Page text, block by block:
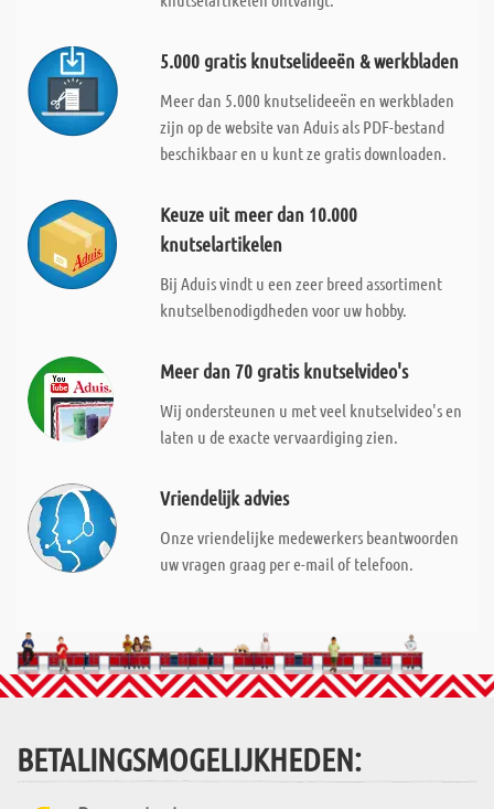
5.000 gratis knutselideeën & werkbladen
Meer dan 5.000 knutselideeën en werkbladen
zijn op de website van Aduis als PDF-bestand
beschikbaar en u kunt ze gratis downloaden.
Keuze uit meer dan 10.000
knutselartikelen
Bij Aduis vindt u een zeer breed assortiment
knutselbenodigdheden voor uw hobby.
Meer dan 70 gratis knutselvideo's
Wij ondersteunen u met veel knutselvideo's en
laten u de exacte vervaardiging zien.
Vriendelijk advies
Onze vriendelijke medewerkers beantwoorden
uw vragen graag per e-mail of telefoon.
BETALINGSMOGELIJKHEDEN: